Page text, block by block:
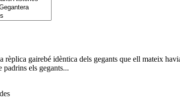
rèplica gairebé idèntica dels gegants que ell mateix
els gegants...